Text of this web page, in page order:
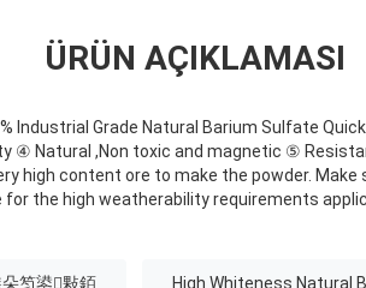
ÜRÜN AÇIKLAMASI
Industrial Grade Natural Barium Sulfate
④ Natural ,Non toxic and magnetic ⑤
high content ore to make the powder. Make
the high weatherability requirements
笉鍙敤銆 High Whiteness Natural